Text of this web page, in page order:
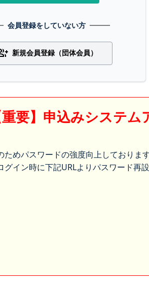
会員登録をしていない方
新規会員登録（団体会員）
重要】申込みシステ
めパスワードの強度向上しております
イン時に下記URLよりパスワード再